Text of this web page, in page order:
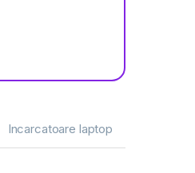
Incarcatoare laptop